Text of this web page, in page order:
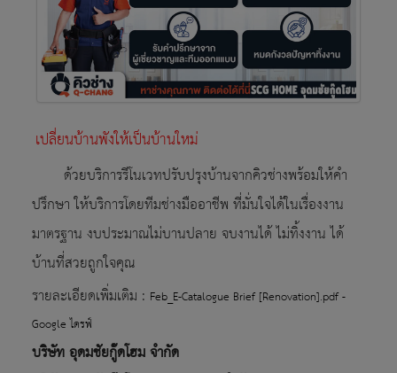
เปลี่ยนบ้านพังให้เป็นบ้านใหม่
ด้วยบริการรีโนเวทปรับปรุงบ้านจากคิวช่างพร้อมให้คำ
ปรึกษา ให้บริการโดยทีมช่างมืออาชีพ ที่มั่นใจได้ในเรื่องงาน
มาตรฐาน งบประมาณไม่บานปลาย จบงานได้ ไม่ทิ้งงาน ได้
บ้านที่สวยถูกใจคุณ
รายละเอียดเพิ่มเติม : Feb_E-Catalogue Brief [Renovation].pdf -
Google ไดรฟ์
บริษัท อุดมชัยกู๊ดโฮม จำกัด